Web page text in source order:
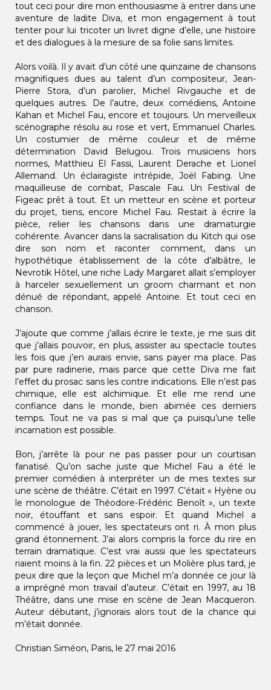
tout ceci pour dire mon enthousiasme à entrer dans une
aventure de ladite Diva, et mon engagement à tout
tenter pour lui tricoter un livret digne d’elle, une histoire
et des dialogues à la mesure de sa folie sans limites.
Alors voilà. Il y avait d’un côté une quinzaine de chansons
magnifiques dues au talent d’un compositeur, Jean-
Pierre Stora, d’un parolier, Michel Rivgauche et de
quelques autres. De l’autre, deux comédiens, Antoine
Kahan et Michel Fau, encore et toujours. Un merveilleux
scénographe résolu au rose et vert, Emmanuel Charles.
Un costumier de même couleur et de même
détermination David Belugou. Trois musiciens hors
normes, Matthieu El Fassi, Laurent Derache et Lionel
Allemand. Un éclairagiste intrépide, Joël Fabing. Une
maquilleuse de combat, Pascale Fau. Un Festival de
Figeac prêt à tout. Et un metteur en scène et porteur
du projet, tiens, encore Michel Fau. Restait à écrire la
pièce, relier les chansons dans une dramaturgie
cohérente. Avancer dans la sacralisation du Kitch qui ose
dire son nom et raconter comment, dans un
hypothétique établissement de la côte d’albâtre, le
Nevrotik Hôtel, une riche Lady Margaret allait s’employer
à harceler sexuellement un groom charmant et non
dénué de répondant, appelé Antoine. Et tout ceci en
chanson.
J’ajoute que comme j’allais écrire le texte, je me suis dit
que j’allais pouvoir, en plus, assister au spectacle toutes
les fois que j’en aurais envie, sans payer ma place. Pas
par pure radinerie, mais parce que cette Diva me fait
l’effet du prosac sans les contre indications. Elle n’est pas
chimique, elle est alchimique. Et elle me rend une
confiance dans le monde, bien abimée ces derniers
temps. Tout ne va pas si mal que ça puisqu’une telle
incarnation est possible.
Bon, j’arrête là pour ne pas passer pour un courtisan
fanatisé. Qu’on sache juste que Michel Fau a été le
premier comédien à interpréter un de mes textes sur
une scène de théâtre. C’était en 1997. C’était « Hyène ou
le monologue de Théodore-Frédéric Benoît », un texte
noir, étouffant et sans espoir. Et quand Michel a
commencé à jouer, les spectateurs ont ri. À mon plus
grand étonnement. J’ai alors compris la force du rire en
terrain dramatique. C’est vrai aussi que les spectateurs
riaient moins à la fin. 22 pièces et un Molière plus tard, je
peux dire que la leçon que Michel m’a donnée ce jour là
a imprégné mon travail d’auteur. C’était en 1997, au 18
Théâtre, dans une mise en scène de Jean Macqueron.
Auteur débutant, j’ignorais alors tout de la chance qui
m’était donnée.
Christian Siméon, Paris, le 27 mai 2016